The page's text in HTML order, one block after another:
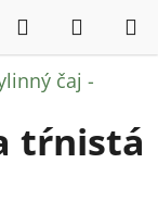
Hľadať
KOŠÍK
čaj -
tŕnistá